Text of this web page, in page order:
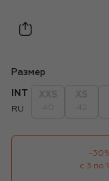
Размер
INT
RU
-
с 3 по